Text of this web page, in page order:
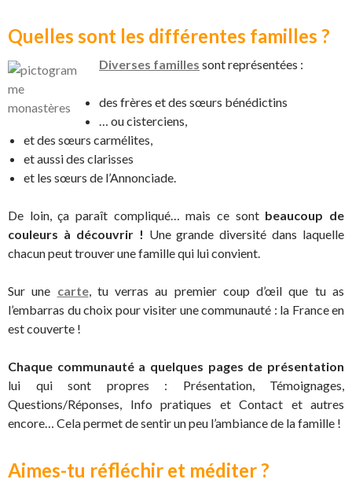
Quelles sont les différentes familles ?
Diverses familles sont représentées :
des frères et des sœurs bénédictins
… ou cisterciens,
et des sœurs carmélites,
et aussi des clarisses
et les sœurs de l’Annonciade.
De loin, ça paraît compliqué… mais ce sontbeaucoup de
couleurs à découvrir ! Une grande diversité dans laquelle
chacun peut trouver une famille qui lui convient.
Sur une carte, tu verras au premier coup d’œil que tu as
l’embarras du choix pour visiter une communauté : la France en
est couverte !
Chaque communauté a quelques pages de présentation
lui qui sont propres : Présentation, Témoignages,
Questions/Réponses, Info pratiques et Contact et autres
encore… Cela permet de sentir un peu l’ambiance de la famille !
Aimes-tu réfléchir et méditer ?